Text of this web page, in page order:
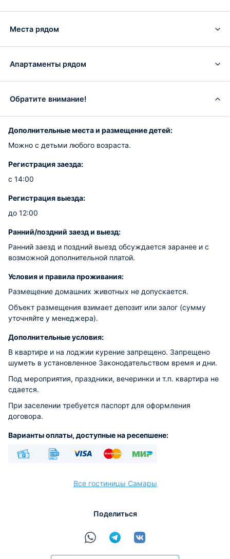
Места рядом
Апартаменты рядом
Обратите внимание!
Дополнительные места и размещение детей:
Можно с детьми любого возраста.
Регистрация заезда:
с 14:00
Регистрация выезда:
до 12:00
Ранний/поздний заезд и выезд:
Ранний заезд и поздний выезд обсуждается заранее и с
возможной дополнительной платой.
Условия и правила проживания:
Размещение домашних животных не допускается.
Объект размещения взимает депозит или залог (сумму
уточняйте у менеджера).
Дополнительные условия:
В квартире и на лоджии курение запрещено. Запрещено
шуметь в установленное Законодательством время и дни.
Под мероприятия, праздники, вечеринки и т.п. квартира не
сдается.
При заселении требуется паспорт для оформления
договора.
Варианты оплаты, доступные на ресепшене:
Все гостиницы Самары
Поделиться